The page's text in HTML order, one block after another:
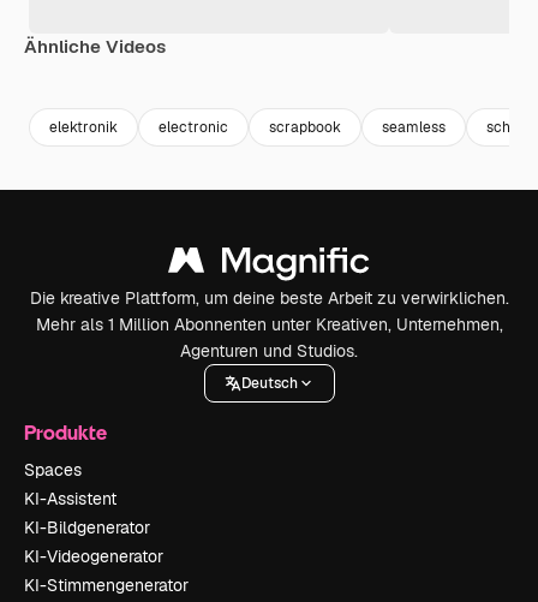
Ähnliche Videos
elektronik electronic scrapbook seamless
Die kreative Plattform, um deine beste Arbeit zu verwirklichen.
Mehr als 1 Million Abonnenten unter Kreativen, Unternehmen,
Agenturen und Studios.
Deutsch
Produkte
Spaces
KI-Assistent
KI-Bildgenerator
KI-Videogenerator
KI-Stimmengenerator